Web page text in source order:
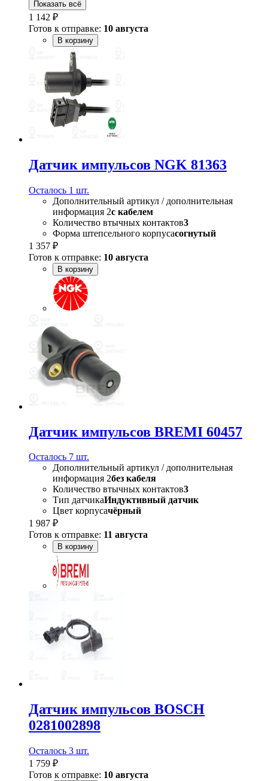
Показать всё
1 142 ₽
Готов к отправке: 10 августа
В корзину
Датчик импульсов NGK 81363
Осталось 1 шт.
Дополнительный артикул / дополнительная
информация 2с кабелем
Количество втычных контактов3
Форма штепсельного корпусасогнутый
1 357 ₽
Готов к отправке: 10 августа
В корзину
Датчик импульсов BREMI 60457
Осталось 7 шт.
Дополнительный артикул / дополнительная
информация 2без кабеля
Количество втычных контактов3
Тип датчикаИндуктивный датчик
Цвет корпусачёрный
1 987 ₽
Готов к отправке: 11 августа
В корзину
Датчик импульсов BOSCH
0281002898
Осталось 3 шт.
1 759 ₽
Готов к отправке: 10 августа